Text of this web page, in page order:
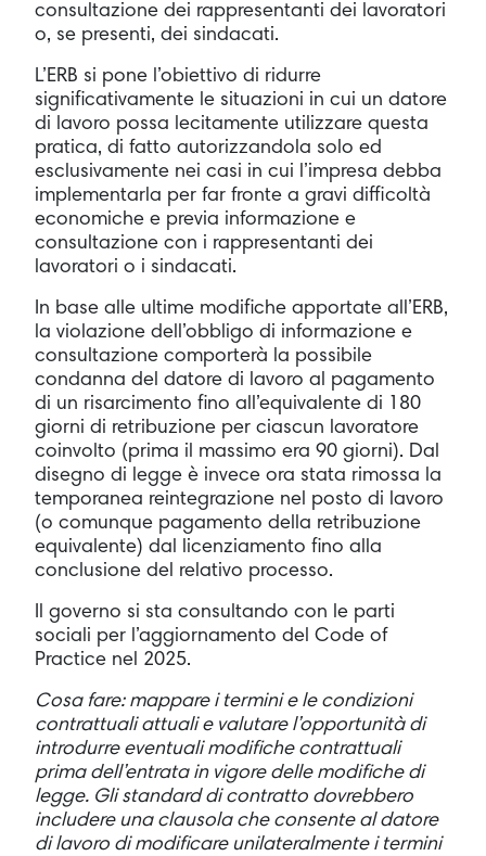
consultazione dei rappresentanti dei lavoratori
o, se presenti, dei sindacati.
L’ERB si pone l’obiettivo di ridurre
significativamente le situazioni in cui un datore
di lavoro possa lecitamente utilizzare questa
pratica, di fatto autorizzandola solo ed
esclusivamente nei casi in cui l’impresa debba
implementarla per far fronte a gravi difficoltà
economiche e previa informazione e
consultazione con i rappresentanti dei
lavoratori o i sindacati.
In base alle ultime modifiche apportate all’ERB,
la violazione dell’obbligo di informazione e
consultazione comporterà la possibile
condanna del datore di lavoro al pagamento
di un risarcimento fino all’equivalente di 180
giorni di retribuzione per ciascun lavoratore
coinvolto (prima il massimo era 90 giorni). Dal
disegno di legge è invece ora stata rimossa la
temporanea reintegrazione nel posto di lavoro
(o comunque pagamento della retribuzione
equivalente) dal licenziamento fino alla
conclusione del relativo processo.
Il governo si sta consultando con le parti
sociali per l’aggiornamento del Code of
Practice nel 2025.
Cosa fare: mappare i termini e le condizioni
contrattuali attuali e valutare l’opportunità di
introdurre eventuali modifiche contrattuali
prima dell’entrata in vigore delle modifiche di
legge. Gli standard di contratto dovrebbero
includere una clausola che consente al datore
di lavoro di modificare unilateralmente i termini